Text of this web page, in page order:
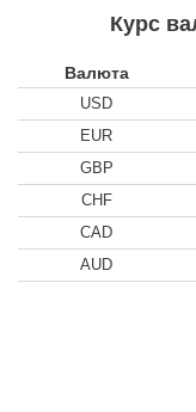
Курс
Валюта
USD
EUR
GBP
CHF
CAD
AUD